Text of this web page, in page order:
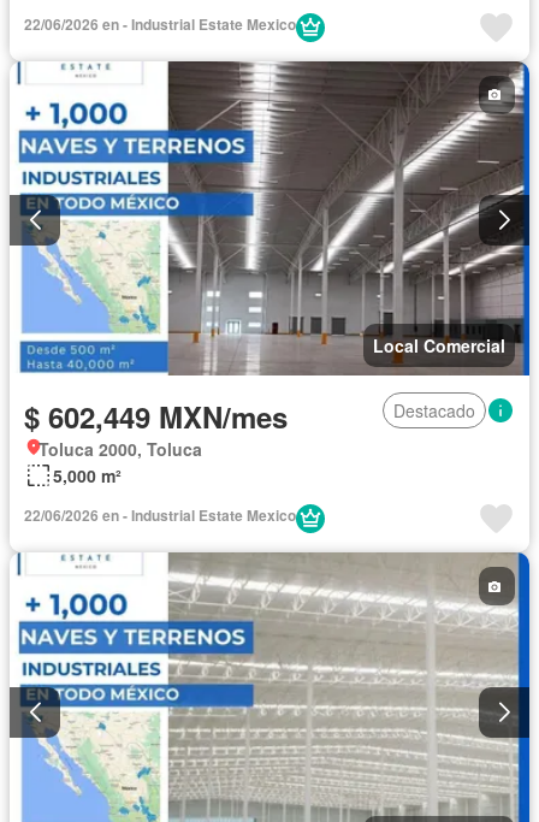
22/06/2026 en - Industrial Estate Mexico
Local Comercial
$ 602,449 MXN/mes
Destacado
Toluca 2000, Toluca
5,000 m²
22/06/2026 en - Industrial Estate Mexico